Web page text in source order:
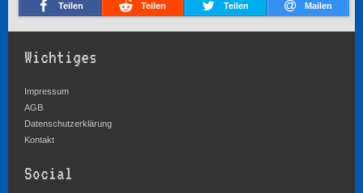
Teilen Teilen Teilen Mailen
Wichtiges
Impressum
AGB
Datenschutzerklärung
Kontakt
Social